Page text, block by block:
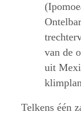
van de
uit
Telkens één